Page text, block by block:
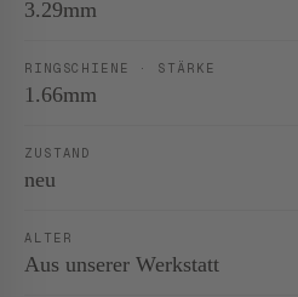
3.29mm
RINGSCHIENE · STÄRKE
1.66mm
ZUSTAND
neu
ALTER
Aus unserer Werkstatt